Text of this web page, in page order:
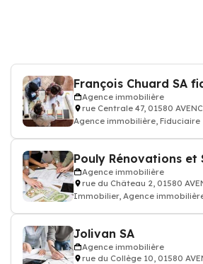
Agence immobilière
rue Centrale 47, 01580
Agence immobilière, Fiduciaire
Pouly Rénovations et
Agence immobilière
rue du Château 2, 01580
Immobilier, Agence
Jolivan SA
Agence immobilière
rue du Collège 10, 01580